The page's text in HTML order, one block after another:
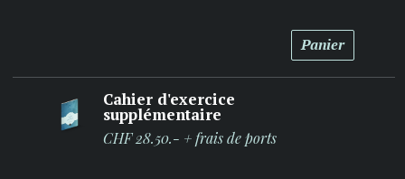
Panier
Cahier d'exercice
supplémentaire
CHF 28.50.- + frais de ports